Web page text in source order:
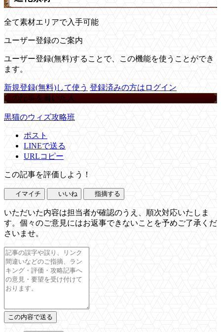
全て素材エリアで入手可能
ユーザー登録のご案内
ユーザー登録(無料)することで、この機能を使うことができ
ます。
新規登録(無料)して使う 登録済みの方はログイン
この記事を書いた人
黒猫のウィズ攻略班
ポスト
LINEで送る
URLコピー
この記事を評価しよう！
イマイチ いいね 指摘する
いただいた内容は担当者が確認のうえ、順次対応いたしま
す。個々のご意見にはお返事できないことを予めご了承くだ
さいませ。